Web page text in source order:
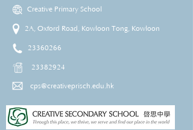
Creative Primary School
2A, Oxford Road, Kowloon Tong, Kowloon
23360266
23382924
cps@creativeprisch.edu.hk